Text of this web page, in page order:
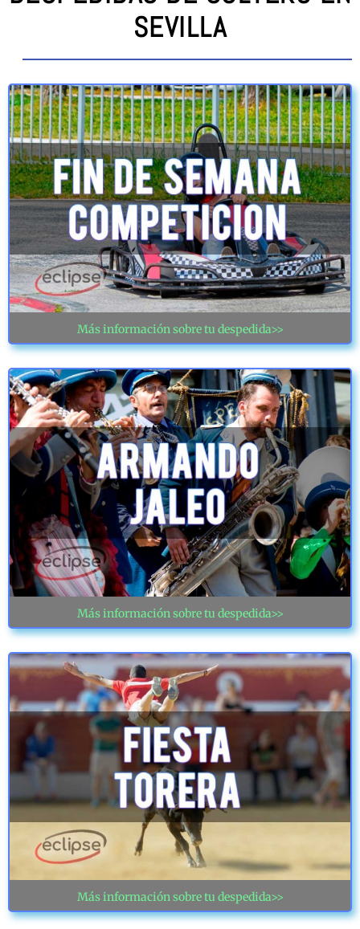
SEVILLA
Más información sobre tu despedida>>
Más información sobre tu despedida>>
Más información sobre tu despedida>>